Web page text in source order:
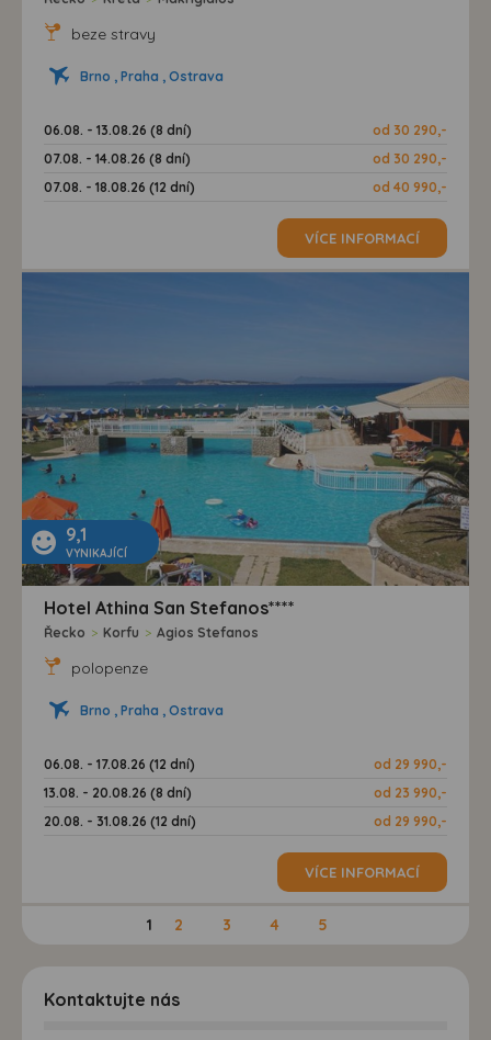
beze stravy
Brno , Praha , Ostrava
06.08. - 13.08.26 (8 dní)
od 30 290,-
07.08. - 14.08.26 (8 dní)
od 30 290,-
07.08. - 18.08.26 (12 dní)
od 40 990,-
VÍCE INFORMACÍ
9,1
VYNIKAJÍCÍ
Hotel Athina San Stefanos****
Řecko > Korfu > Agios Stefanos
polopenze
Brno , Praha , Ostrava
06.08. - 17.08.26 (12 dní)
od 29 990,-
13.08. - 20.08.26 (8 dní)
od 23 990,-
20.08. - 31.08.26 (12 dní)
od 29 990,-
VÍCE INFORMACÍ
1 2 3 4 5
Kontaktujte nás